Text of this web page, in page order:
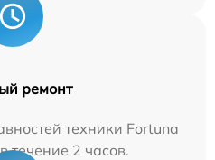
ремонт
техники Fortuna
течение 2 часов.